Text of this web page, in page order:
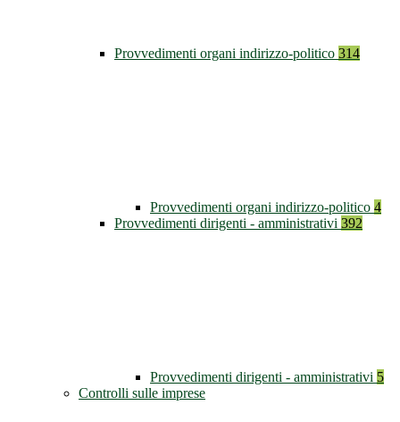
Provvedimenti organi indirizzo-politico 314
Provvedimenti organi indirizzo-politico 4
Provvedimenti dirigenti - amministrativi 392
Provvedimenti dirigenti - amministrativi 5
Controlli sulle imprese